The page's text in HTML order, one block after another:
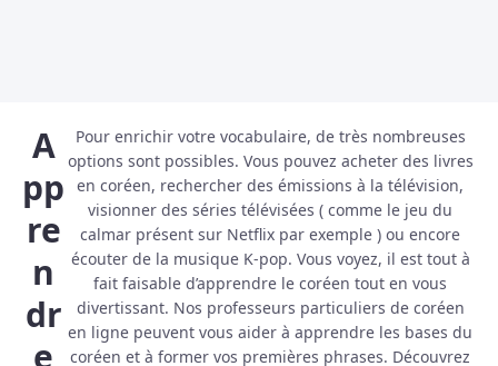
A
pp
re
n
dr
e
Pour enrichir votre vocabulaire, de très nombreuses
options sont possibles. Vous pouvez acheter des livres
en coréen, rechercher des émissions à la télévision,
visionner des séries télévisées ( comme le jeu du
calmar présent sur Netflix par exemple ) ou encore
écouter de la musique K-pop. Vous voyez, il est tout à
fait faisable d’apprendre le coréen tout en vous
divertissant. Nos professeurs particuliers de coréen
en ligne peuvent vous aider à apprendre les bases du
coréen et à former vos premières phrases. Découvrez